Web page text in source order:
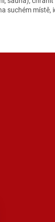
suchém místě,